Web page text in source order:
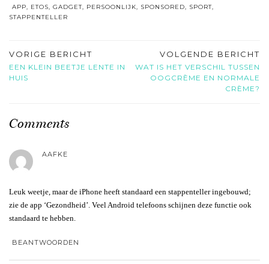
APP ETOS GADGET PERSOONLIJK SPONSORED SPORT
STAPPENTELLER
VORIGE BERICHT
EEN KLEIN BEETJE LENTE IN
HUIS
VOLGENDE BERICHT
WAT IS HET VERSCHIL TUSSEN
OOGCRÈME EN NORMALE
CRÈME?
Comments
AAFKE
Leuk weetje, maar de iPhone heeft standaard een stappenteller ingebouwd;
zie de app ‘Gezondheid’. Veel Android telefoons schijnen deze functie ook
standaard te hebben.
BEANTWOORDEN